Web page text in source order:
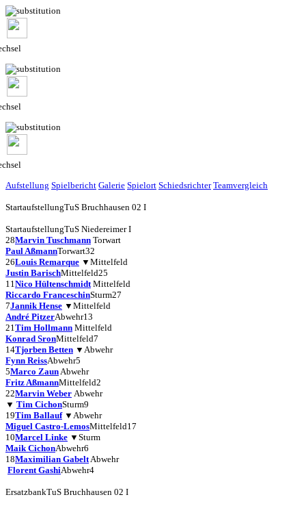
Aufstellung Spielbericht Galerie Spielort Schiedsrichter Teamvergleich
StartaufstellungTuS Bruchhausen 02 I
StartaufstellungTuS Niedereimer I
28Marvin Tuschmann Torwart
Paul AßmannTorwart32
26Louis Remarque ▼ Mittelfeld
Justin BarischMittelfeld25
11Nico Hültenschmidt Mittelfeld
Riccardo FranceschinSturm27
7Jannik Hense ▼ Mittelfeld
André PitzerAbwehr13
21Tim Hollmann Mittelfeld
Konrad SronMittelfeld7
14Tjorben Betten ▼ Abwehr
Fynn ReissAbwehr5
5Marco ZaunAbwehr
Fritz AßmannMittelfeld2
22Marvin Weber Abwehr
▼ Tim CichonSturm9
19Tim Ballauf ▼ Abwehr
Miguel Castro-LemosMittelfeld17
10Marcel Linke ▼ Sturm
Maik CichonAbwehr6
18Maximilian GabeltAbwehr
Florent GashiAbwehr4
ErsatzbankTuS Bruchhausen 02 I